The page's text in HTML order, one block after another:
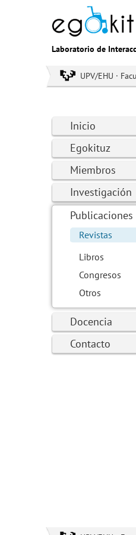
Laboratorio de
UPV/EHU ·
Inicio
Egokituz
Miembros
Investigación
Publicaciones
Revistas
Libros
Congresos
Otros
Docencia
Contacto